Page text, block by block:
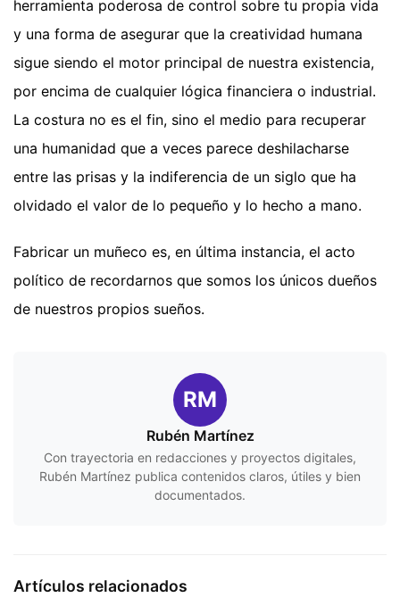
herramienta poderosa de control sobre tu propia vida
y una forma de asegurar que la creatividad humana
sigue siendo el motor principal de nuestra existencia,
por encima de cualquier lógica financiera o industrial.
La costura no es el fin, sino el medio para recuperar
una humanidad que a veces parece deshilacharse
entre las prisas y la indiferencia de un siglo que ha
olvidado el valor de lo pequeño y lo hecho a mano.
Fabricar un muñeco es, en última instancia, el acto
político de recordarnos que somos los únicos dueños
de nuestros propios sueños.
RM
Rubén Martínez
Con trayectoria en redacciones y proyectos digitales,
Rubén Martínez publica contenidos claros, útiles y bien
documentados.
Artículos relacionados